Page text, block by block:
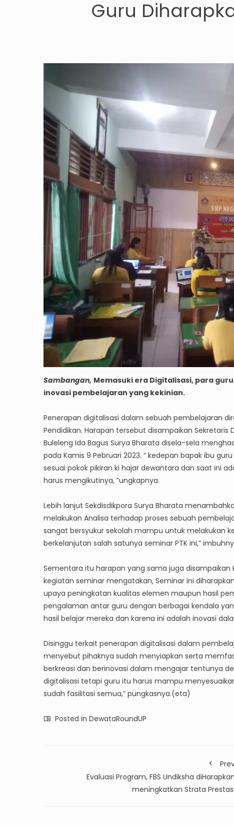
Guru
Sambangan, Memasuki era Digitalisasi, para
inovasi pembelajaran yang kekinian.
Penerapan digitalisasi dalam sebuah pembelajaran
Pendidikan. Harapan tersebut disampaikan Sekretaris
Buleleng Ida Bagus Surya Bharata disela-sela
pada Kamis 9 Pebruari 2023. “ kedepan bapak ibu
sesuai pokok pikiran ki hajar dewantara dan saat ini
harus mengikutinya, ”ungkapnya.
Lebih lanjut Sekdisdikpora Surya Bharata
melakukan Analisa terhadap proses sebuah
sangat bersyukur sekolah mampu untuk melakukan
berkelanjutan salah satunya seminar PTK ini,”
Sementara itu harapan yang sama juga disampaikan
kegiatan seminar mengatakan, Seminar ini
upaya peningkatan kualitas elemen maupun hasil
pengalaman antar guru dengan berbagai kendala
hasil belajar mereka dan karena ini adalah inovasi
Disinggu terkait penerapan digitalisasi dalam
menyebut pihaknya sudah menyiapkan serta
berkreasi dan berinovasi dalam mengajar tentunya
digitalisasi tetapi guru itu harus mampu
sudah fasilitasi semua,” pungkasnya.(eta)
Posted in DewataRoundUP
Evaluasi Program, FBS Undiksha diHarapkan
meningkatkan Strata Prestasi